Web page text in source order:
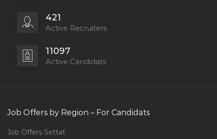
421
Active Recruiters
11097
Active Candidats
Job Offers by Region – For Candidats
Job Offers Settat